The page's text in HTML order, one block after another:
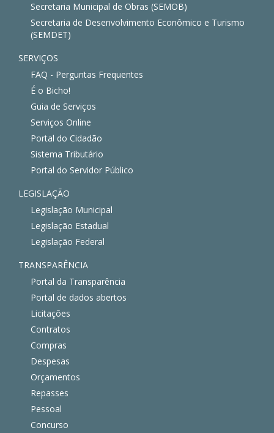
Secretaria Municipal de Obras (SEMOB)
Secretaria de Desenvolvimento Econômico e Turismo
(SEMDET)
SERVIÇOS
FAQ - Perguntas Frequentes
É o Bicho!
Guia de Serviços
Serviços Online
Portal do Cidadão
Sistema Tributário
Portal do Servidor Público
LEGISLAÇÃO
Legislação Municipal
Legislação Estadual
Legislação Federal
TRANSPARÊNCIA
Portal da Transparência
Portal de dados abertos
Licitações
Contratos
Compras
Despesas
Orçamentos
Repasses
Pessoal
Concurso